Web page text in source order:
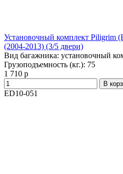
Установочный комплект Piligrim
(2004-2013) (3/5 двери)
Вид багажника: установочный
Грузоподъемность (кг.): 75
1 710 р
В
ED10-051